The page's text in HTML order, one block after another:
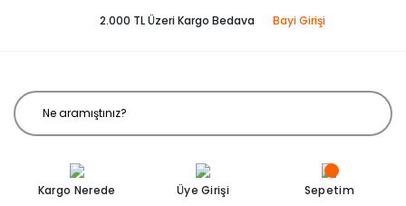
2.000 TL Üzeri Kargo Bedava Bayi Girişi
Kargo Nerede Üye Girişi Sepetim